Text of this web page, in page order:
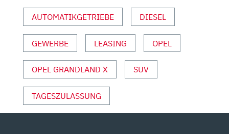
MOTOR
UND
VON
YOUTUBE
ANZEIGEN
AUTOMATIKGETRIEBE DIESEL
GEWERBE LEASING OPEL
OPEL GRANDLAND X SUV
TAGESZULASSUNG